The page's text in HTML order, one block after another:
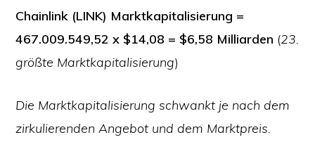
Chainlink (LINK) Marktkapitalisierung =
467.009.549,52 x $14,08 = $6,58 Milliarden (23.
größte Marktkapitalisierung)
Die Marktkapitalisierung schwankt je nach dem
zirkulierenden Angebot und dem Marktpreis.